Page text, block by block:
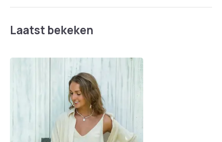
Laatst bekeken